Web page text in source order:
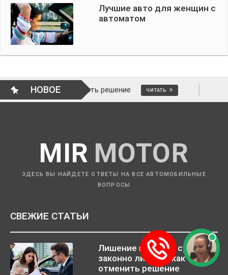
Лучшие авто для женщин с
автоматом
НОВОЕ
решение ЧИТАТЬ ВОПРОСЫ
MIR MOTOR
ЗДЕСЬ ВЫ НАЙДЕТЕ ОТВЕТЫ НА ВСЕ АВТОМОБИЛЬНЫЕ
ВОПРОСЫ
СВЕЖИЕ СТАТЬИ
Лишение прав без суда:
законно ли это и как
отменить решение